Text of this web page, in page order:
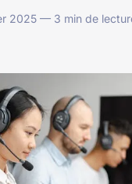
2025 — 3 min de